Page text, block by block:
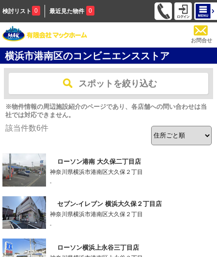
検討リスト 0 最近見た物件 0
お問合せ
横浜市港南区のコンビニエンスストア
スポットを絞り込む
※物件情報の周辺施設紹介のページであり、各店舗への問い合わせは当
社では対応できません。
該当件数6件
ローソン港南 大久保二丁目店
神奈川県横浜市港南区大久保２丁目
-
セブン-イレブン 横浜大久保２丁目店
神奈川県横浜市港南区大久保２丁目
-
ローソン横浜上永谷三丁目店